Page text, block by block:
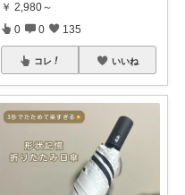
￥ 2,980～
0 0 135
コレ いいね